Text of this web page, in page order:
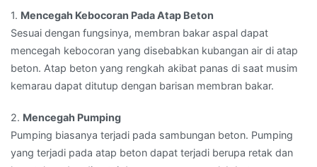
1. Mencegah Kebocoran Pada Atap Beton
Sesuai dengan fungsinya, membran bakar aspal dapat
mencegah kebocoran yang disebabkan kubangan air di atap
beton. Atap beton yang rengkah akibat panas di saat musim
kemarau dapat ditutup dengan barisan membran bakar.
2. Mencegah Pumping
Pumping biasanya terjadi pada sambungan beton. Pumping
yang terjadi pada atap beton dapat terjadi berupa retak dan